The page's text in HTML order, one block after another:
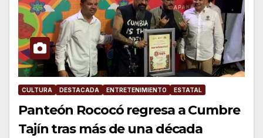
CULTURA DESTACADA ENTRETENIMIENTO ESTATAL
Panteón Rococó regresa a Cumbre
Tajín tras más de una década